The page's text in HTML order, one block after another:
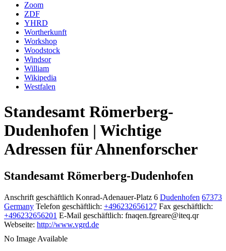
Zoom
ZDF
YHRD
Wortherkunft
Workshop
Woodstock
Windsor
William
Wikipedia
Westfalen
Standesamt Römerberg-
Dudenhofen | Wichtige
Adressen für Ahnenforscher
Standesamt Römerberg-Dudenhofen
Anschrift geschäftlich Konrad-Adenauer-Platz 6 Dudenhofen 67373
Germany Telefon geschäftlich: +496232656127 Fax geschäftlich:
+496232656201 E-Mail geschäftlich: fnaqen.fgreare@iteq.qr
Webseite: http://www.vgrd.de
No Image Available